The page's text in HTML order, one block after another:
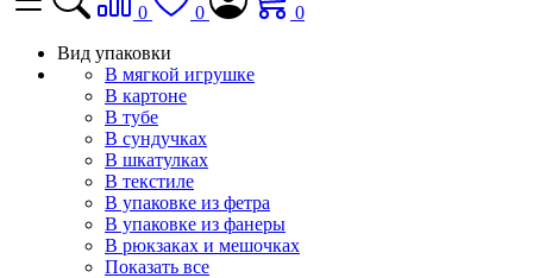
0 0
0
Вид упаковки
В мягкой игрушке
В картоне
В тубе
В сундучках
В шкатулках
В текстиле
В упаковке из фетра
В упаковке из фанеры
В рюкзаках и мешочках
Показать все